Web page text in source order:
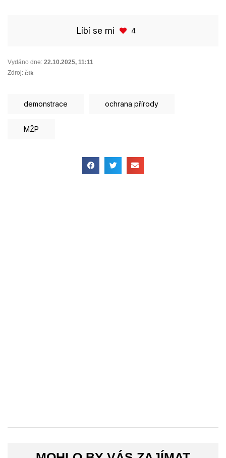
Líbí se mi 4
Vydáno dne: 22.10.2025, 11:11
Zdroj: čtk
demonstrace ochrana přírody
MŽP